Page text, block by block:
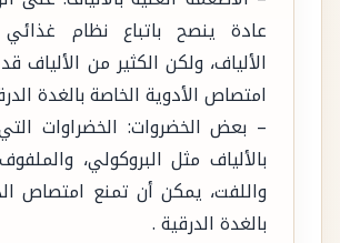
عادة ينصح باتباع نظام
الألياف، ولكن الكثير من الألياف
امتصاص الأدوية الخاصة بالغدة
– بعض الخضروات: الخضراوات
بالألياف مثل البروكولي،
واللفت، يمكن أن تمنع امتصاص
بالغدة الدرقية .